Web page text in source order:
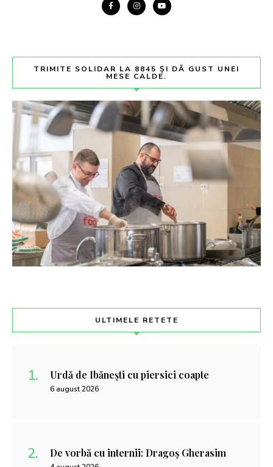
TRIMITE SOLIDAR LA 8845 ȘI DĂ GUST UNEI
MESE CALDE.
ULTIMELE RETETE
Urdă de Ibănești cu piersici coapte
6 august 2026
De vorbă cu internii: Dragoș Gherasim